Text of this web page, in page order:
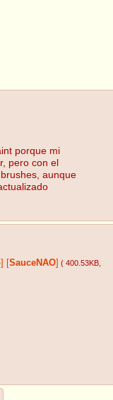
porque mi
pero con el
aunque
SauceNAO ( 400.53KB